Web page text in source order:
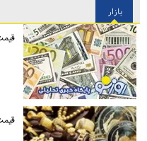
بازار
قیمت
قیمت